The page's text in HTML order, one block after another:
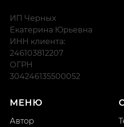
ИП Черных
Екатерина Юрьевна
ИНН клиента:
246103812207
ОГРН
304246135500052
МЕНЮ
Автор